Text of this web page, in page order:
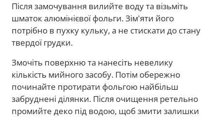
Після замочування вилийте воду та візьміть
шматок алюмінієвої фольги. Зім'яти його
потрібно в пухку кульку, а не стискати до стану
твердої грудки.
Змочіть поверхню та нанесіть невелику
кількість мийного засобу. Потім обережно
починайте протирати фольгою найбільш
забруднені ділянки. Після очищення ретельно
промийте деко під водою, щоб змити залишки